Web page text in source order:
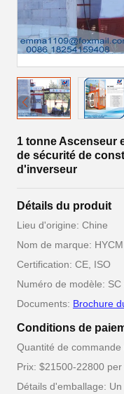
1 tonne Ascenseur
de sécurité de
d'inverseur
Détails du produit
Lieu d'origine: Chine
Nom de marque:
Certification: CE, ISO
Numéro de modèle:
Documents: Brochure
Conditions de
Quantité de commande
Prix: $21500-22800 per
Détails d'emballage: